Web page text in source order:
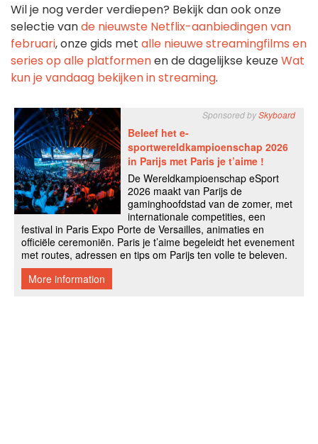
Wil je nog verder verdiepen? Bekijk dan ook onze
selectie vande nieuwste Netflix-aanbiedingen van
februari, onze gids met alle nieuwe streamingfilms en
series op alle platformenen de dagelijkse keuzeWat
kun je vandaag bekijken in streaming.